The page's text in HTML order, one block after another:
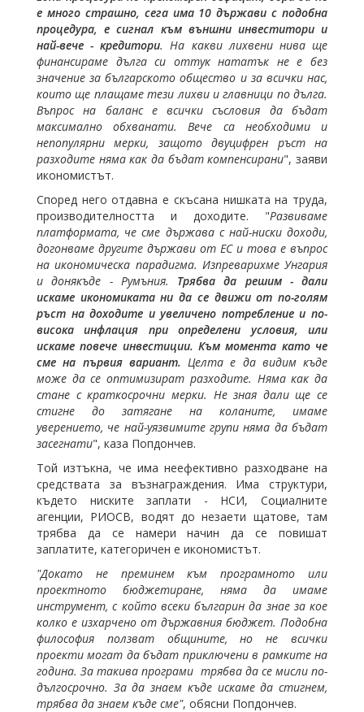
е много страшно, сега има 10 държави с подобна
процедура, е сигнал към външни инвеститори и
най-вече - кредитори. На какви лихвени нива ще
финансираме дълга си оттук нататък не е без
значение за българското общество и за всички нас,
които ще плащаме тези лихви и главници по дълга.
Въпрос на баланс е всички съсловия да бъдат
максимално обхванати. Вече са необходими и
непопулярни мерки, защото двуцифрен ръст на
разходите няма как да бъдат компенсирани", заяви
икономистът.
Според него отдавна е скъсана нишката на труда,
производителността и доходите. "Развиваме
платформата, че сме държава с най-ниски доходи,
догонваме другите държави от ЕС и това е въпрос
на икономическа парадигма. Изпреварихме Унгария
и донякъде - Румъния. Трябва да решим - дали
искаме икономиката ни да се движи от по-голям
ръст на доходите и увеличено потребление и по-
висока инфлация при определени условия, или
искаме повече инвестиции. Към момента като че
сме на първия вариант. Целта е да видим къде
може да се оптимизират разходите. Няма как да
стане с краткосрочни мерки. Не зная дали ще се
стигне до затягане на коланите, имаме
уверението, че най-уязвимите групи няма да бъдат
засегнати", каза Попдончев.
Той изтъкна, че има неефективно разходване на
средствата за възнаграждения. Има структури,
където ниските заплати - НСИ, Социалните
агенции, РИОСВ, водят до незаети щатове, там
трябва да се намери начин да се повишат
заплатите, категоричен е икономистът.
"Докато не преминем към програмното или
проектното бюджетиране, няма да имаме
инструмент, с който всеки българин да знае за кое
колко е изхарчено от държавния бюджет. Подобна
философия ползват общините, но не всички
проекти могат да бъдат приключени в рамките на
година. За такива програми трябва да се мисли по-
дългосрочно. За да знаем къде искаме да стигнем,
трябва да знаем къде сме", обясни Попдончев.